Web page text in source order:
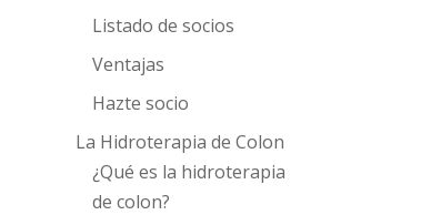
Listado de socios
Ventajas
Hazte socio
La Hidroterapia de Colon
¿Qué es la hidroterapia
de colon?